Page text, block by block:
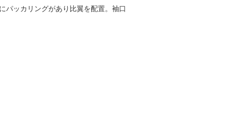
パッカリングがあり比翼を配置。袖口